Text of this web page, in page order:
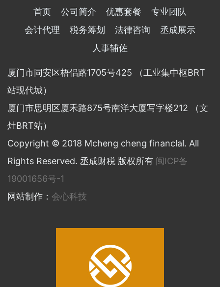
首页 公司简介 优惠套餐
专业团队
会计代理
税务筹划 法律咨询
丞成展示
人事辅佐
厦门市同安区梧侣路1705号425 （工业集中枢BRT
站现代城）
厦门市思明区厦禾路875号南洋大厦写字楼212 （文
灶BRT站）
Copyright © 2018 Mcheng cheng financlal. All
Rights Reserved. 丞成财税 版权所有 闽ICP备
19001656号-1
网站制作： 会心科技